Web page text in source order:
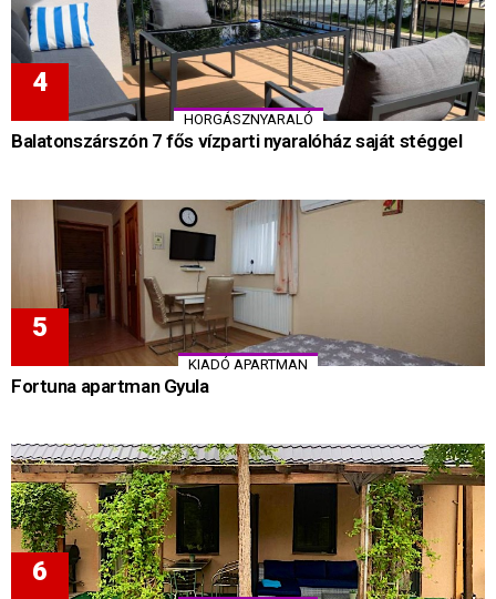
HORGÁSZNYARALÓ
Balatonszárszón 7 fős vízparti nyaralóház saját stéggel
KIADÓ APARTMAN
Fortuna apartman Gyula